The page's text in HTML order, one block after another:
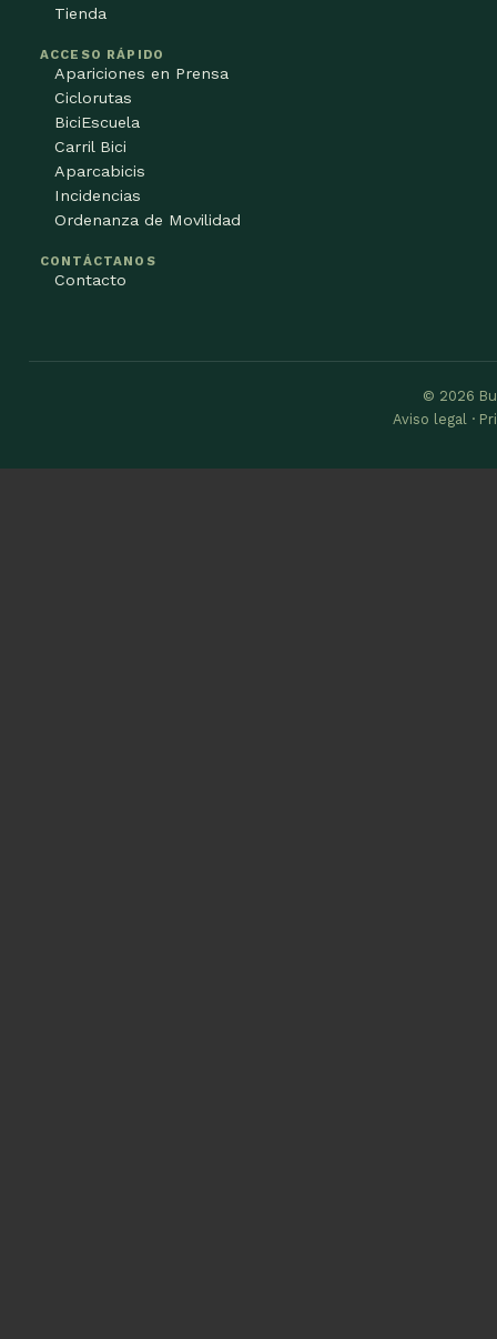
Tienda
ACCESO RÁPIDO
Apariciones en Prensa
Ciclorutas
BiciEscuela
Carril Bici
Aparcabicis
Incidencias
Ordenanza de Movilidad
CONTÁCTANOS
Contacto
© 2026
Aviso legal ·